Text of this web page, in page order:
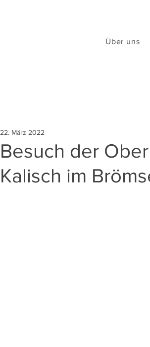
Über uns
Besuch der
Kalisch im
22. März 2022